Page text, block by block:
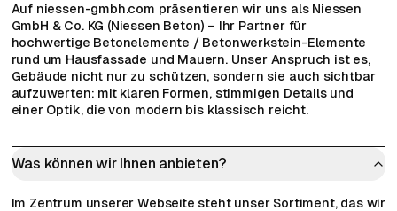
Auf niessen-gmbh.com präsentieren wir uns als Niessen
GmbH & Co. KG (Niessen Beton) – Ihr Partner für
hochwertige Betonelemente / Betonwerkstein-Elemente
rund um Hausfassade und Mauern. Unser Anspruch ist es,
Gebäude nicht nur zu schützen, sondern sie auch sichtbar
aufzuwerten: mit klaren Formen, stimmigen Details und
einer Optik, die von modern bis klassisch reicht.
Was können wir Ihnen anbieten?
Im Zentrum unserer Webseite steht unser Sortiment, das wir